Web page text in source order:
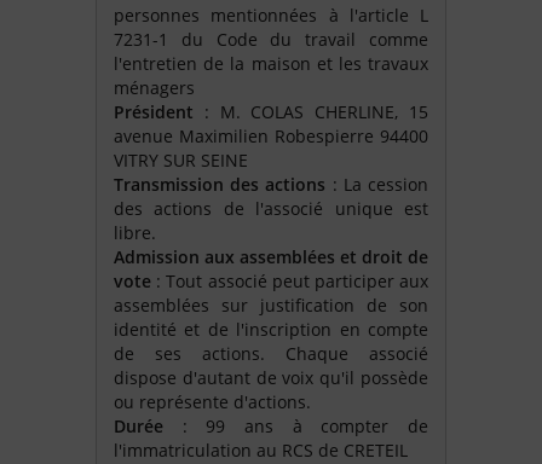
personnes mentionnées à l'article L
7231-1 du Code du travail comme
l'entretien de la maison et les travaux
ménagers
Président : M. COLAS CHERLINE, 15
avenue Maximilien Robespierre 94400
VITRY SUR SEINE
Transmission des actions : La cession
des actions de l'associé unique est
libre.
Admission aux assemblées et droit de
vote : Tout associé peut participer aux
assemblées sur justification de son
identité et de l'inscription en compte
de ses actions. Chaque associé
dispose d'autant de voix qu'il possède
ou représente d'actions.
Durée : 99 ans à compter de
l'immatriculation au RCS de CRETEIL